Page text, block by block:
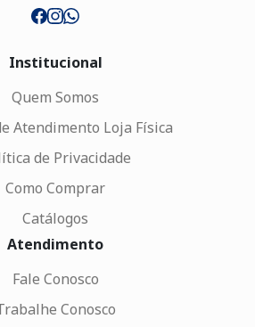
Institucional
Quem Somos
Atendimento Loja Física
de Privacidade
Como Comprar
Catálogos
Atendimento
Fale Conosco
Conosco